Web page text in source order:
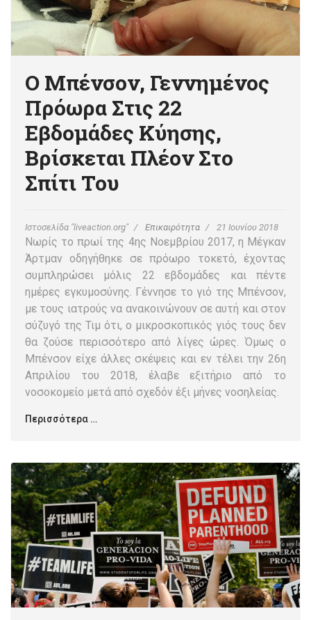
Ο Μπένσον, Γεννημένος
Πρόωρα Στις 22
Εβδομάδες Κύησης,
Βρίσκεται Πλέον Στο
Σπίτι Του
Ιστοσελίδα "liveaction.org" Επικαιρότητα 21 Ιουνίου 2018
Νωρίς το πρωί της 4ης Νοεμβρίου 2017, η Μέγκαν
Άρτμαν οδηγήθηκε σε πρόωρο τοκετό, έχοντας
συμπληρώσει μόλις 22 εβδομάδες και πέντε
ημέρες εγκυμοσύνης. Γέννησε το γιό της Μπένσον,
με τους ιατρούς να ανακοινώνουν σε αυτή και στον
σύζυγό της Τιμ ότι, ο μικροσκοπικός γιός τους δεν
θα ζούσε περισσότερο από λίγες ώρες. Όμως ο
Μπένσον είχε άλλες σκέψεις και εν τέλει την 26η
Απριλίου του 2018, έλαβε εξιτήριο από το
νοσοκομείο μετά από σχεδόν έξι μήνες νοσηλείας.
Περισσότερα …